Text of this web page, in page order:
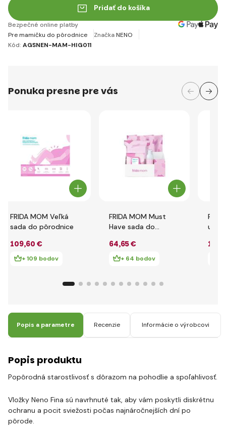
Pridať do košíka
Bezpečné online platby
Pre mamičku do pôrodnice
ZnačkaNENO
Kód: AGSNEN-MAM-HIG011
Ponuka presne pre vás
FRIDA MOM Veľká
sada do pôrodnice
109,60 €
+ 109 bodov
FRIDA MOM Must
Have sada do
64,65 €
+ 64 bodov
17
Popis a parametre Recenzie Informácie o výrobcovi
Popis produktu
Popôrodná starostlivosť s dôrazom na pohodlie a spoľahlivosť.
Vložky Neno Fina sú navrhnuté tak, aby vám poskytli diskrétnu
ochranu a pocit sviežosti počas najnáročnejších dní po
pôrode.